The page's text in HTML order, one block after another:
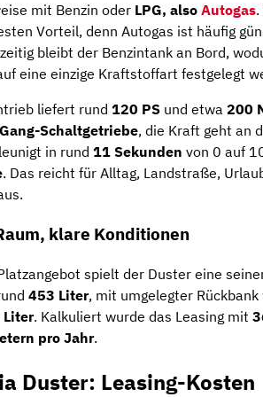
mit Benzin oder LPG, also Autogas
Vorteil, denn Autogas ist häufig
bleibt der Benzintank an Bord,
eine einzige Kraftstoffart festgelegt
liefert rund 120 PS und etwa 200
Schaltgetriebe, die Kraft geht an
in rund 11 Sekunden von 0 auf
. Das reicht für Alltag, Landstraße,
klare Konditionen
spielt der Duster eine
453 Liter, mit umgelegter
. Kalkuliert wurde das Leasing mit
pro Jahr.
Duster: Leasing-Kosten